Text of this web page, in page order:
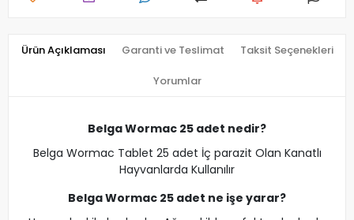
Ürün Açıklaması Garanti ve Teslimat Taksit Seçenekleri
Yorumlar
Belga Wormac 25 adet nedir?
Belga Wormac Tablet 25 adet İç parazit Olan Kanatlı
Hayvanlarda Kullanılır
Belga Wormac 25 adet ne işe yarar?